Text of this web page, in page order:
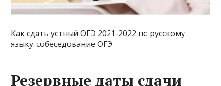
Как сдать устный ОГЭ 2021-2022 по русскому
языку: собеседование ОГЭ
Резервные даты сдачи